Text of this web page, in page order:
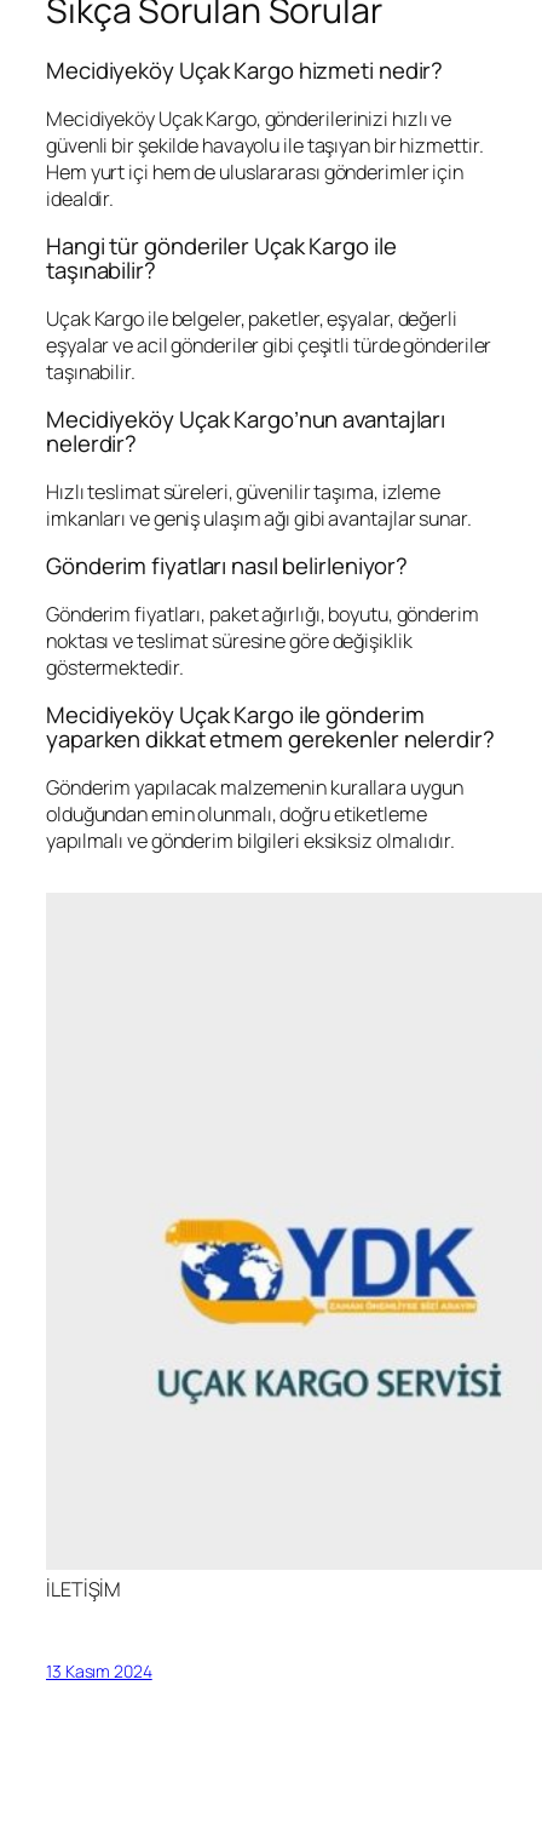
Sıkça Sorulan Sorular
Mecidiyeköy Uçak Kargo hizmeti nedir?
Mecidiyeköy Uçak Kargo, gönderilerinizi hızlı ve
güvenli bir şekilde havayolu ile taşıyan bir hizmettir.
Hem yurt içi hem de uluslararası gönderimler için
idealdir.
Hangi tür gönderiler Uçak Kargo ile
taşınabilir?
Uçak Kargo ile belgeler, paketler, eşyalar, değerli
eşyalar ve acil gönderiler gibi çeşitli türde gönderiler
taşınabilir.
Mecidiyeköy Uçak Kargo’nun avantajları
nelerdir?
Hızlı teslimat süreleri, güvenilir taşıma, izleme
imkanları ve geniş ulaşım ağı gibi avantajlar sunar.
Gönderim fiyatları nasıl belirleniyor?
Gönderim fiyatları, paket ağırlığı, boyutu, gönderim
noktası ve teslimat süresine göre değişiklik
göstermektedir.
Mecidiyeköy Uçak Kargo ile gönderim
yaparken dikkat etmem gerekenler nelerdir?
Gönderim yapılacak malzemenin kurallara uygun
olduğundan emin olunmalı, doğru etiketleme
yapılmalı ve gönderim bilgileri eksiksiz olmalıdır.
İLETİŞİM
13 Kasım 2024